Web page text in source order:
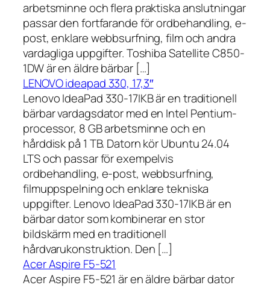
arbetsminne och flera praktiska anslutningar
passar den fortfarande för ordbehandling, e-
post, enklare webbsurfning, film och andra
vardagliga uppgifter. Toshiba Satellite C850-
1DW är en äldre bärbar […]
LENOVO ideapad 330, 17,3″
Lenovo IdeaPad 330-17IKB är en traditionell
bärbar vardagsdator med en Intel Pentium-
processor, 8 GB arbetsminne och en
hårddisk på 1 TB. Datorn kör Ubuntu 24.04
LTS och passar för exempelvis
ordbehandling, e-post, webbsurfning,
filmuppspelning och enklare tekniska
uppgifter. Lenovo IdeaPad 330-17IKB är en
bärbar dator som kombinerar en stor
bildskärm med en traditionell
hårdvarukonstruktion. Den […]
Acer Aspire F5-521
Acer Aspire F5-521 är en äldre bärbar dator